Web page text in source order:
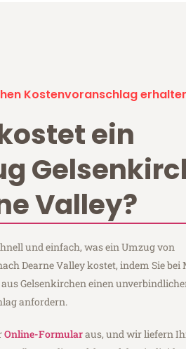
Kostenvoranschlag
ein
Valley?
und einfach, was ein Umzug von
Dearne Valley kostet, indem Sie bei
Gelsenkirchen einen
anfordern.
Online-Formularaus, und wir liefern